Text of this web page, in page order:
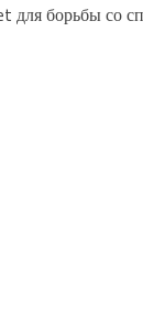
для борьбы со